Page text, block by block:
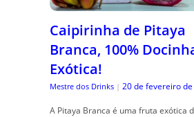
Caipirinha de Pitaya
Branca, 100%
Exótica!
Mestre dos Drinks | 20 de fevereiro
A Pitaya Branca é uma fruta exótica